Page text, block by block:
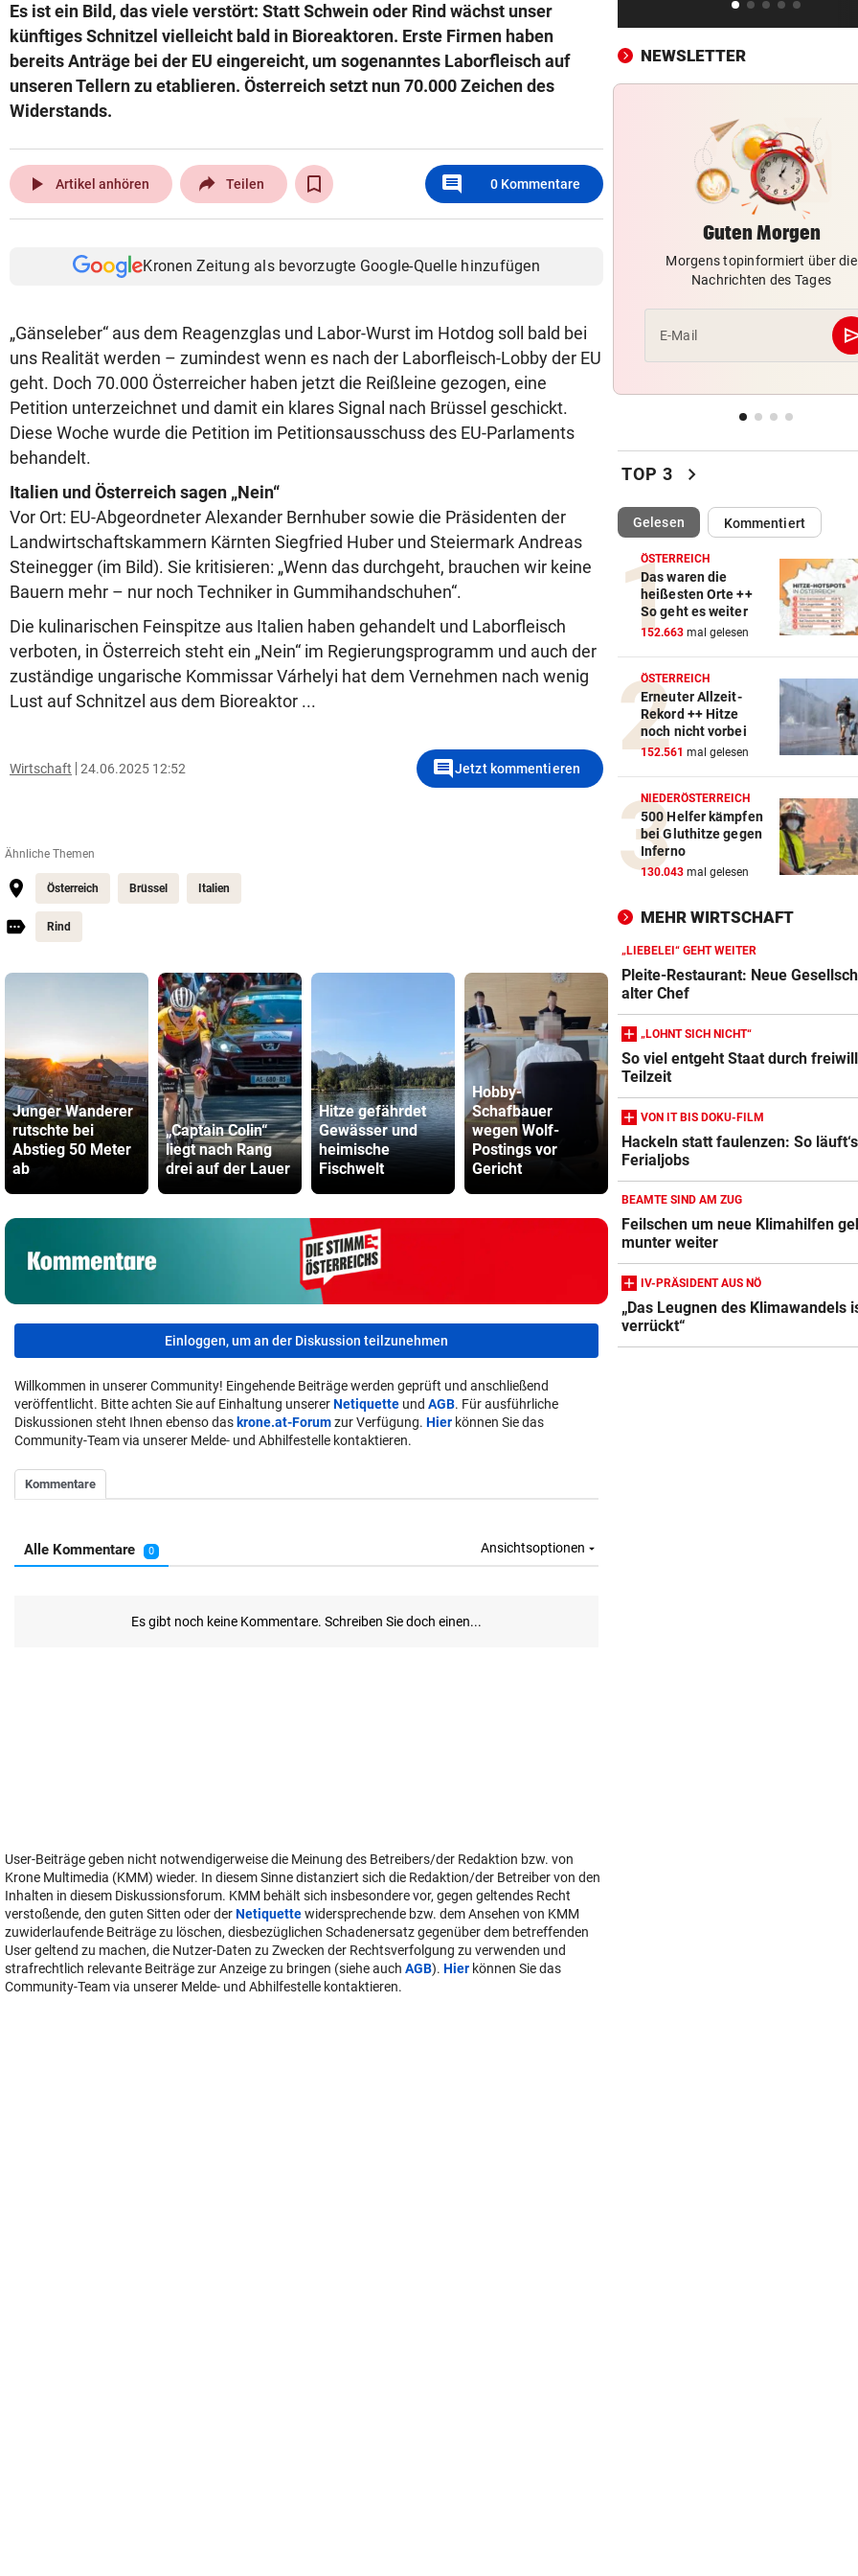
Es ist ein Bild, das viele verstört: Statt Schwein oder Rind wächst unser
künftiges Schnitzel vielleicht bald in Bioreaktoren. Erste Firmen haben
bereits Anträge bei der EU eingereicht, um sogenanntes Laborfleisch auf
unseren Tellern zu etablieren. Österreich setzt nun 70.000 Zeichen des
Widerstands.
play_arrow Artikel anhören Teilen comment 0 Kommentare
Kronen Zeitung als bevorzugte Google-Quelle hinzufügen
„Gänseleber“ aus dem Reagenzglas und Labor-Wurst im Hotdog soll bald bei
uns Realität werden – zumindest wenn es nach der Laborfleisch-Lobby der EU
geht. Doch 70.000 Österreicher haben jetzt die Reißleine gezogen, eine
Petition unterzeichnet und damit ein klares Signal nach Brüssel geschickt.
Diese Woche wurde die Petition im Petitionsausschuss des EU-Parlaments
behandelt.
Italien und Österreich sagen „Nein“
Vor Ort: EU-Abgeordneter Alexander Bernhuber sowie die Präsidenten der
Landwirtschaftskammern Kärnten Siegfried Huber und Steiermark Andreas
Steinegger (im Bild). Sie kritisieren: „Wenn das durchgeht, brauchen wir keine
Bauern mehr – nur noch Techniker in Gummihandschuhen“.
Die kulinarischen Feinspitze aus Italien haben gehandelt und Laborfleisch
verboten, in Österreich steht ein „Nein“ im Regierungsprogramm und auch der
zuständige ungarische Kommissar Várhelyi hat dem Vernehmen nach wenig
Lust auf Schnitzel aus dem Bioreaktor ...
Wirtschaft 24.06.2025 12:52 commentJetzt kommentieren
Ähnliche Themen
Österreich Brüssel Italien
Rind
Junger Wanderer
rutschte bei
Abstieg 50 Meter
ab
„Captain Colin“
liegt nach Rang
drei auf der Lauer
Hitze gefährdet
Gewässer und
heimische
Fischwelt
Hobby-
Schafbauer
wegen Wolf-
Postings vor
Gericht
Früher Sommer-
Start: „Endlich
verletzungsfrei!“
gegen
Einloggen, um an der Diskussion teilzunehmen
Willkommen in unserer Community! Eingehende Beiträge werden geprüft und anschließend
veröffentlicht. Bitte achten Sie auf Einhaltung unsererNetiquette und AGB. Für ausführliche
Diskussionen steht Ihnen ebenso das krone.at-Forumzur Verfügung. Hier können Sie das
Community-Team via unserer Melde- und Abhilfestelle kontaktieren.
User-Beiträge geben nicht notwendigerweise die Meinung des Betreibers/der Redaktion bzw. von
Krone Multimedia (KMM) wieder. In diesem Sinne distanziert sich die Redaktion/der Betreiber von den
Inhalten in diesem Diskussionsforum. KMM behält sich insbesondere vor, gegen geltendes Recht
verstoßende, den guten Sitten oder derNetiquettewidersprechende bzw. dem Ansehen von KMM
zuwiderlaufende Beiträge zu löschen, diesbezüglichen Schadenersatz gegenüber dem betreffenden
User geltend zu machen, die Nutzer-Daten zu Zwecken der Rechtsverfolgung zu verwenden und
strafrechtlich relevante Beiträge zur Anzeige zu bringen (siehe auch AGB). Hier können Sie das
Community-Team via unserer Melde- und Abhilfestelle kontaktieren.
Pleite-Restaurant: Neue
Gesellschaft, alter Chef
Überfuhrsteg: Haft!
„SICHER KEIN BORDELL“
Wird das Tafelsilber der
Kaiserstadt so zu Gold?
Sweeney verteilt Essen in
KAMPF GEGEN FLAMMEN vor
Föhrenwald-Inferno fordert
Iranische Spielerinnen in
Australien eingebürgert
FAMILY FUN FRIDAY vor
krone.tv lädt Sie ins Kino zu
Patrol ein
FEUERWEHREN GEFORDERT vor
Unwetter und Waldbrände:
NOLDE VERLIERT GELB
„Captain Colin“ liegt nach
drei auf der Lauer
MEHRERE RISIKOGRUPPEN vor
Davon hängt es ab, wie
die Hitze wird
KEINE TICKETS NÖTIG
„Krone“-Fest 2026!
ÖFB-KICKER ALS ERSATZ
In Saalfelden erwartet!
vor RB-Wechsel
„FREMDE MÄCHTE“
Dobrindt: Drohnen-Vorfall
NEWSLETTER
Guten Morgen
Morgens topinformiert über die
Nachrichten des Tages
E-Mail
TOP 3 chevron_right
Gelesen(ausgewählt)Kommentiert
ÖSTERREICH
Das waren die
heißesten Orte ++
So geht es weiter
152.663 mal gelesen
ÖSTERREICH
Erneuter Allzeit-
Rekord ++ Hitze
noch nicht vorbei
152.561 mal gelesen
NIEDERÖSTERREICH
500 Helfer kämpfen
bei Gluthitze gegen
Inferno
130.043 mal gelesen
MEHR WIRTSCHAFT
„LIEBELEI“ GEHT WEITER
Pleite-Restaurant: Neue
alter Chef
„LOHNT SICH NICHT“
So viel entgeht Staat durch
Teilzeit
VON IT BIS DOKU-FILM
Hackeln statt faulenzen: So
Ferialjobs
BEAMTE SIND AM ZUG
Feilschen um neue Klimahilfen
munter weiter
IV-PRÄSIDENT AUS NÖ
„Das Leugnen des Klimawandels
verrückt“